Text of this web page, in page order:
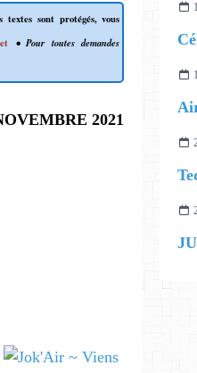
textes sont protégés, vous
• Pour toutes demandes
2021